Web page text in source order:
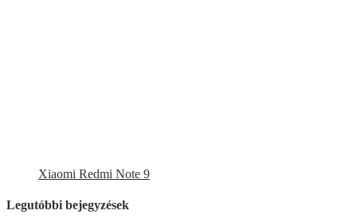
Xiaomi Redmi Note 9
Legutóbbi bejegyzések